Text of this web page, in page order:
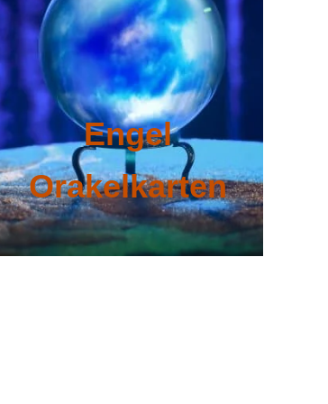
Engel
Orakelkarten